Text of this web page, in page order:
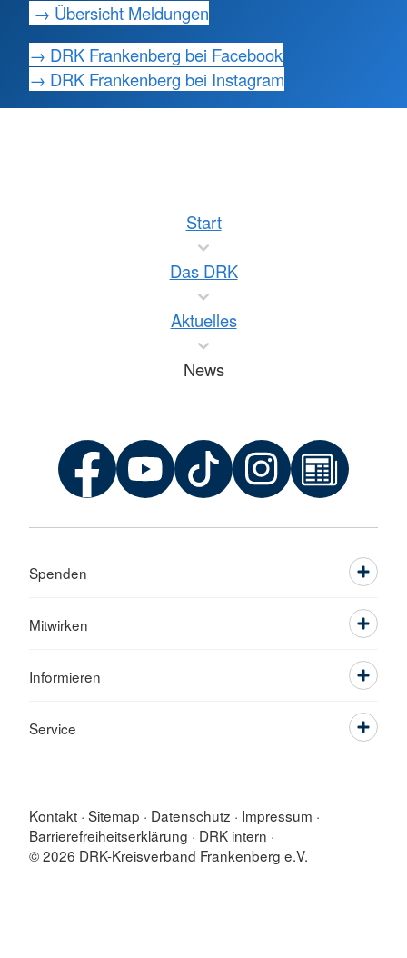
→ Übersicht Meldungen
→ DRK Frankenberg bei Facebook
→ DRK Frankenberg bei Instagram
Start
Das DRK
Aktuelles
News
Spenden
Mitwirken
Informieren
Service
Kontakt Sitemap Datenschutz
Impressum
Barrierefreiheitserklärung
DRK intern
© 2026 DRK-Kreisverband Frankenberg e.V.